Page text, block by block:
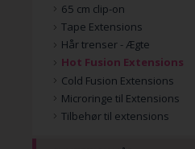
65 cm clip-on
Tape Extensions
Hår trenser - Ægte
Hot Fusion Extensions
Cold Fusion Extensions
Microringe til Extensions
Tilbehør til extensions